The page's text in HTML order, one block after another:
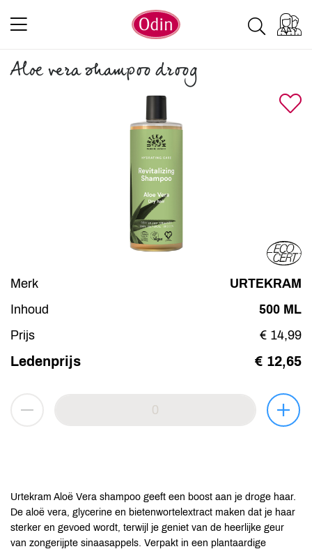
Aloe vera shampoo droog
Merk
URTEKRAM
Inhoud
500 ML
Prijs
€ 14,99
Ledenprijs € 12,65
Urtekram Aloë Vera shampoo geeft een boost aan je droge haar.
De aloë vera, glycerine en bietenwortelextract maken dat je haar
sterker en gevoed wordt, terwijl je geniet van de heerlijke geur
van zongerijpte sinaasappels. Verpakt in een plantaardige